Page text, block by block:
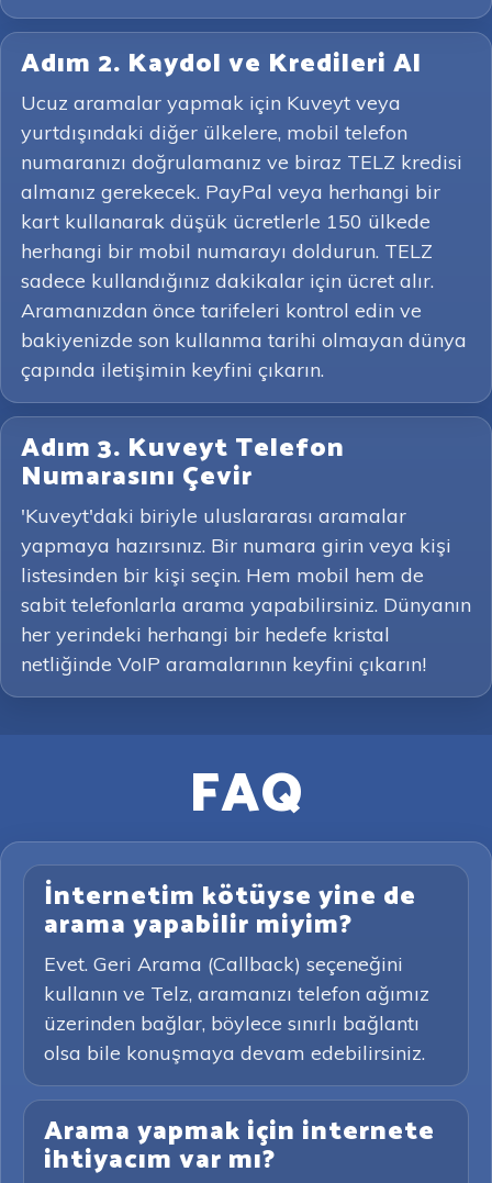
Adım 2. Kaydol ve Kredileri Al
Ucuz aramalar yapmak için Kuveyt veya
yurtdışındaki diğer ülkelere, mobil telefon
numaranızı doğrulamanız ve biraz TELZ kredisi
almanız gerekecek. PayPal veya herhangi bir
kart kullanarak düşük ücretlerle 150 ülkede
herhangi bir mobil numarayı doldurun. TELZ
sadece kullandığınız dakikalar için ücret alır.
Aramanızdan önce tarifeleri kontrol edin ve
bakiyenizde son kullanma tarihi olmayan dünya
çapında iletişimin keyfini çıkarın.
Adım 3. Kuveyt Telefon
Numarasını Çevir
'Kuveyt'daki biriyle uluslararası aramalar
yapmaya hazırsınız. Bir numara girin veya kişi
listesinden bir kişi seçin. Hem mobil hem de
sabit telefonlarla arama yapabilirsiniz. Dünyanın
her yerindeki herhangi bir hedefe kristal
netliğinde VoIP aramalarının keyfini çıkarın!
FAQ
İnternetim kötüyse yine de
arama yapabilir miyim?
Evet. Geri Arama (Callback) seçeneğini
kullanın ve Telz, aramanızı telefon ağımız
üzerinden bağlar, böylece sınırlı bağlantı
olsa bile konuşmaya devam edebilirsiniz.
Arama yapmak için internete
ihtiyacım var mı?